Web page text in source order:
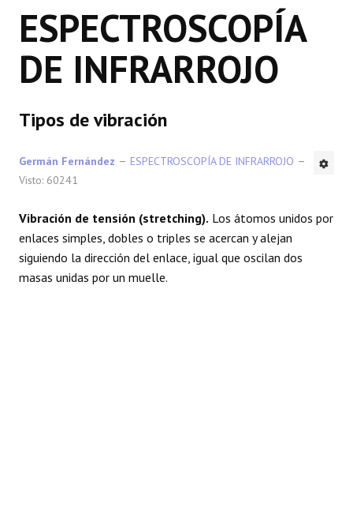
ESPECTROSCOPÍA
DE INFRARROJO
Tipos de vibración
Germán Fernández
ESPECTROSCOPÍA DE INFRARROJO
Visto: 60241
Vibración de tensión (stretching). Los átomos unidos por
enlaces simples, dobles o triples se acercan y alejan
siguiendo la dirección del enlace, igual que oscilan dos
masas unidas por un muelle.